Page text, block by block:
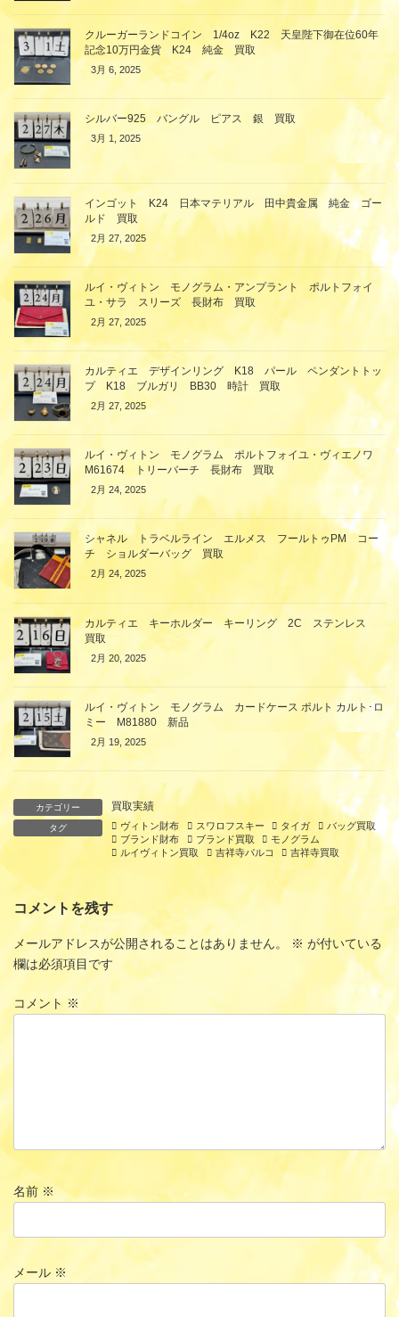
クルーガーランドコイン 1/4oz K22 天皇陛下御在位60年
記念10万円金貨 K24 純金 買取
3月 6, 2025
シルバー925 バングル ピアス 銀 買取
3月 1, 2025
インゴット K24 日本マテリアル 田中貴金属 純金 ゴー
ルド 買取
2月 27, 2025
ルイ・ヴィトン モノグラム・アンプラント ポルトフォイ
ユ・サラ スリーズ 長財布 買取
2月 27, 2025
カルティエ デザインリング K18 パール ペンダントトッ
プ K18 ブルガリ BB30 時計 買取
2月 27, 2025
ルイ・ヴィトン モノグラム ポルトフォイユ・ヴィエノワ
M61674 トリーバーチ 長財布 買取
2月 24, 2025
シャネル トラベルライン エルメス フールトゥPM コー
チ ショルダーバッグ 買取
2月 24, 2025
カルティエ キーホルダー キーリング 2C ステンレス
買取
2月 20, 2025
ルイ・ヴィトン モノグラム カードケース ポルト カルト･ロ
ミー M81880 新品
2月 19, 2025
カテゴリー 買取実績
タグ ヴィトン財布 スワロフスキー タイガ
バッグ買取
ブランド財布
ブランド買取
モノグラム
ルイヴィトン買取
吉祥寺パルコ 吉祥寺買取
コメントを残す
メールアドレスが公開されることはありません。 ※ が付いている
欄は必須項目です
コメント ※
名前 ※
メール ※